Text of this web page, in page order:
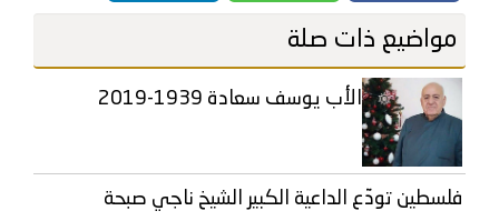
مواضيع ذات صلة
الأب يوسف سعادة 1939-2019
فلسطين تودّع الداعية الكبير الشيخ ناجي صبحة